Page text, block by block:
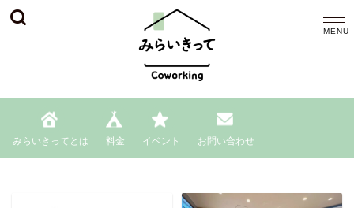
みらいきってとは 料金 イベント お問い合わせ